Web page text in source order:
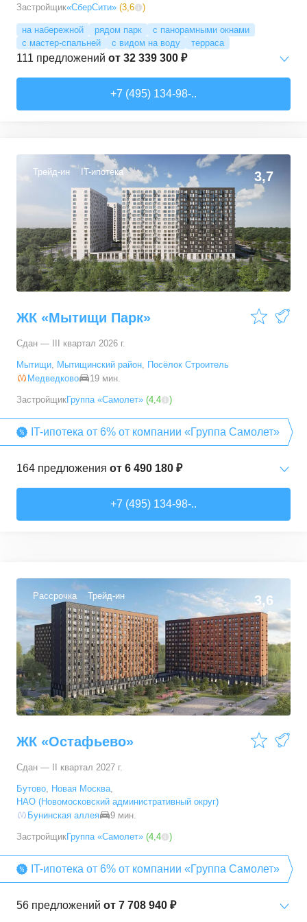
Застройщик«СберСити» (3,6 )
на набережной рядом парк
с панорамными окнами
с мастер-спальней
с видом на воду терраса
111 предложений от 32 339 300 ₽
41,6–77,94м² 28 предложений
2-комн. кв. от34 988 690 ₽
м² 38 предложений
3-комн. кв. от40 375 040 ₽
77,2–135,81м² 38 предложений
121,79– 166,68м² предложения
178,5–178,5м² 1
+7 (495) 134-98-..
Трейд-ин IT-ипотека 3,7
ЖК «Мытищи Парк»
Сдан — III квартал 2026 г.
Мытищи, Мытищинский район, Посёлок Строитель
Медведково
19 мин.
ЗастройщикГруппа «Самолет» (4,4 )
IT-ипотека от 6% от компании «Группа Самолет»
164 предложения от 6 490 180 ₽
2-комн. кв. от10 805 810 ₽
51,07– 60,72 м² 10 предложений
3-комн. кв. от12 641 820 ₽
67,2–79,5 м² 31 предложение
+7 (495) 134-98-..
Рассрочка Трейд-ин 3,6
ЖК «Остафьево»
Сдан — II квартал 2027 г.
Бутово, Новая Москва,
НАО (Новомосковский административный округ)
Бунинская аллея
9 мин.
ЗастройщикГруппа «Самолет» (4,4 )
IT-ипотека от 6% от компании «Группа Самолет»
56 предложений от 7 708 940 ₽